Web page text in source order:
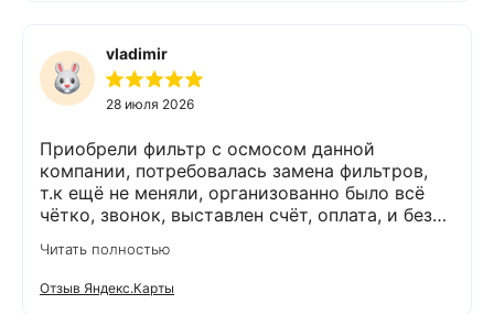
vladimir
28 июля 2026
Приобрели фильтр с осмосом данной
компании, потребовалась замена фильтров,
т.к ещё не меняли, организованно было всё
чётко, звонок, выставлен счёт, оплата, и без
выполнено (всё чётко без шума и пыли),
приятно работать с грамотными,
обязательными людьми. Спасибо
Читать полностью
Отзыв Яндекс.Карты